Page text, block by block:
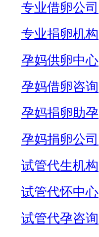
专业借卵公司
专业捐卵机构
孕妈供卵中心
孕妈借卵咨询
孕妈捐卵助孕
孕妈捐卵公司
试管代生机构
试管代怀中心
试管代孕咨询